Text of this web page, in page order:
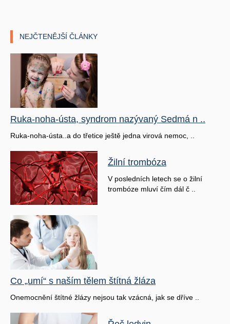
NEJČTENĚJŠÍ ČLÁNKY
Ruka-noha-ústa, syndrom nazývaný Sedmá n ..
Ruka-noha-ústa..a do třetice ještě jedna virová nemoc, ..
Žilní trombóza
V posledních letech se o žilní
trombóze mluví čím dál č ..
Co „umí“ s naším tělem štítná žláza
Onemocnění štítné žlázy nejsou tak vzácná, jak se dříve ..